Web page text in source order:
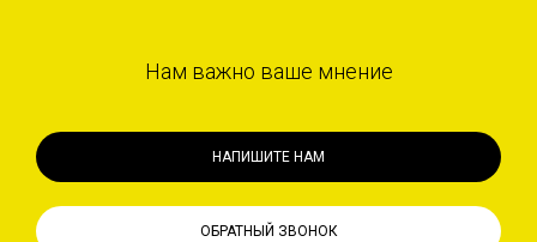
Нам важно ваше мнение
НАПИШИТЕ НАМ
ОБРАТНЫЙ ЗВОНОК